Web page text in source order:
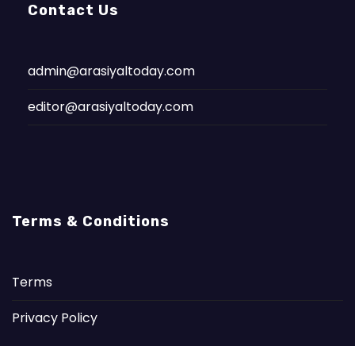
Contact Us
admin@arasiyaltoday.com
editor@arasiyaltoday.com
Terms & Conditions
Terms
Privacy Policy